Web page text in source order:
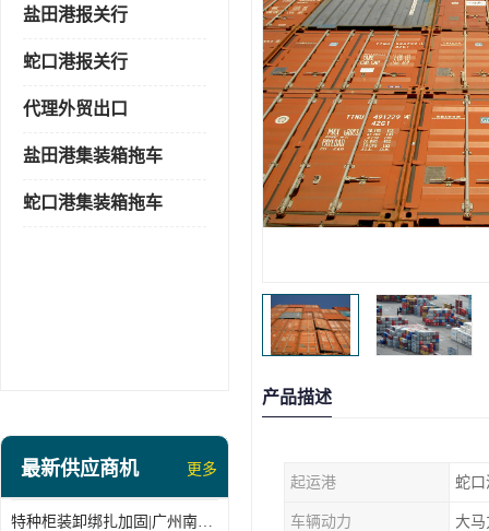
盐田港报关行
蛇口港报关行
代理外贸出口
盐田港集装箱拖车
蛇口港集装箱拖车
最新供应商机 更多
特种柜装卸绑扎加固|广州南沙仓库装卸
产品描述
起运港 蛇口
车辆动力 大